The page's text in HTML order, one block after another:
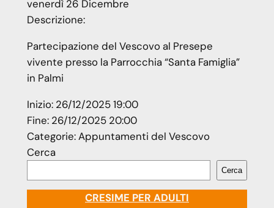
venerdì 26 Dicembre
Descrizione:
Partecipazione del Vescovo al Presepe
vivente presso la Parrocchia “Santa Famiglia”
in Palmi
Inizio: 26/12/2025 19:00
Fine: 26/12/2025 20:00
Categorie:Appuntamenti del Vescovo
Cerca
Cerca
CRESIME PER ADULTI